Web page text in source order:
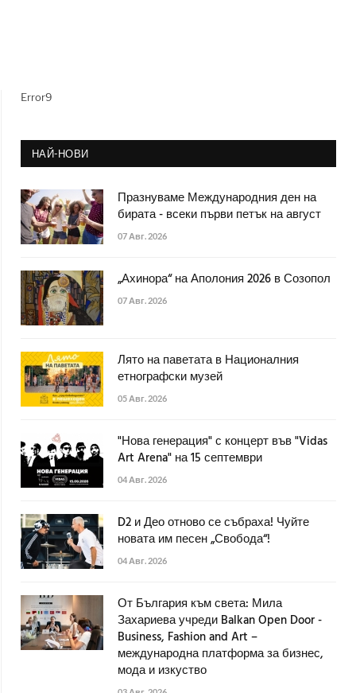
Error9
НАЙ-НОВИ
Празнуваме Международния ден на
бирата - всеки първи петък на август
07 Авг. 2026
„Ахинора“ на Аполония 2026 в Созопол
07 Авг. 2026
Лято на паветата в Националния
етнографски музей
05 Авг. 2026
"Нова генерация" с концерт във "Vidas
Art Arena" на 15 септември
04 Авг. 2026
D2 и Део отново се събраха! Чуйте
новата им песен „Свобода“!
04 Авг. 2026
От България към света: Мила
Захариева учреди Balkan Open Door -
Business, Fashion and Art –
международна платформа за бизнес,
мода и изкуство